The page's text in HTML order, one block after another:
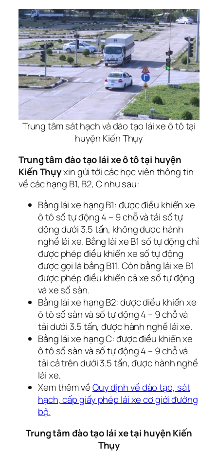
Trung tâm sát hạch và đào tạo lái xe ô tô tại
huyện Kiến Thụy
Trung tâm đào tạo lái xe ô tô tại huyện
Kiến Thụyxin gửi tới các học viên thông tin
về các hạng B1, B2, C như sau:
Bằng lái xe hạng B1: được điều khiển xe
ô tô số tự động 4 – 9 chỗ và tải số tự
động dưới 3.5 tấn, không được hành
nghề lái xe. Bằng lái xe B1 số tự động chỉ
được phép điều khiển xe số tự động
được gọi là bằng B11. Còn bằng lái xe B1
được phép điều khiển cả xe số tự động
và xe số sàn.
Bằng lái xe hạng B2: được điều khiển xe
ô tô số sàn và số tự động 4 – 9 chỗ và
tải dưới 3.5 tấn, được hành nghề lái xe.
Bằng lái xe hạng C: được điều khiển xe
ô tô số sàn và số tự động 4 – 9 chỗ và
tải cả trên dưới 3.5 tấn, được hành nghề
lái xe.
Xem thêm vềQuy định về đào tạo, sát
hạch, cấp giấy phép lái xe cơ giới đường
bộ.
Trung tâm đào tạo lái xe tại huyện Kiến
Thụy